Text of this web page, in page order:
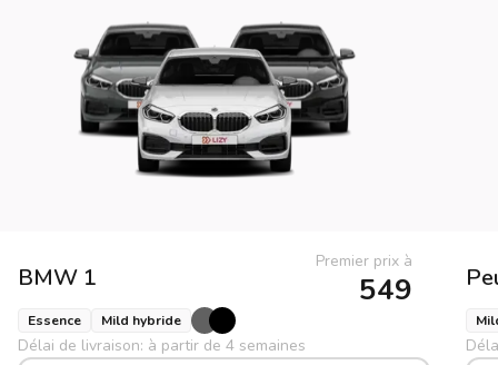
BMW 1
Premier prix à
549
Essence Mild hybride
Délai de livraison: à partir de 4 semaines